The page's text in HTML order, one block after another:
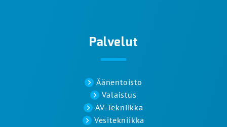
Palvelut
Äänentoisto
Valaistus
AV-Tekniikka
Vesitekniikka